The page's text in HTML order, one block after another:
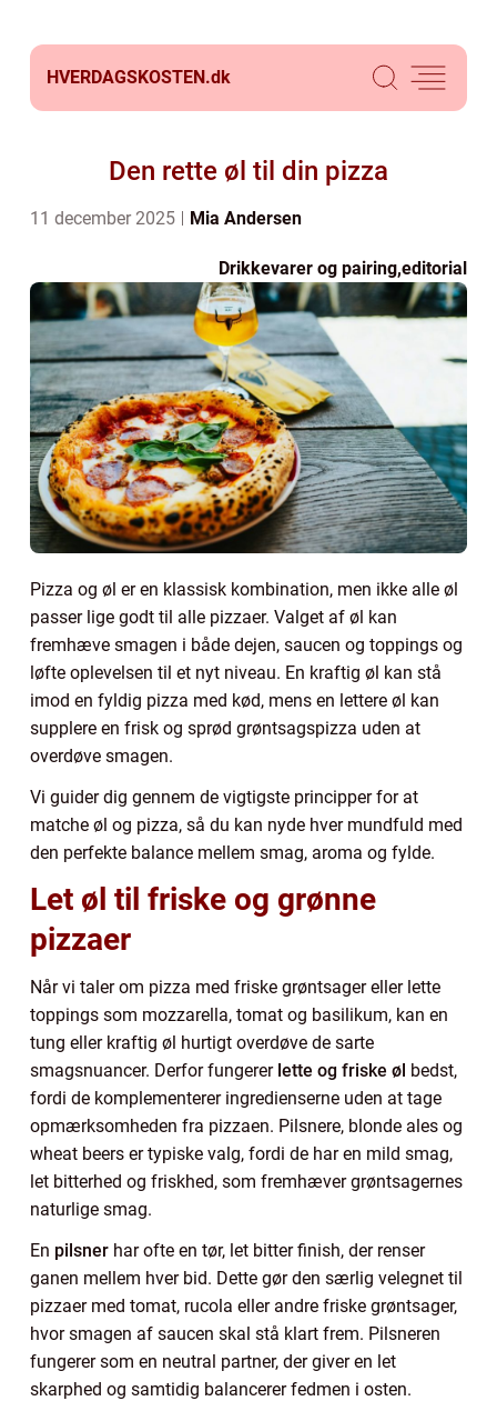
HVERDAGSKOSTEN.dk
Den rette øl til din pizza
11 december 2025 Mia Andersen
Drikkevarer og pairing,editorial
Pizza og øl er en klassisk kombination, men ikke alle øl
passer lige godt til alle pizzaer. Valget af øl kan
fremhæve smagen i både dejen, saucen og toppings og
løfte oplevelsen til et nyt niveau. En kraftig øl kan stå
imod en fyldig pizza med kød, mens en lettere øl kan
supplere en frisk og sprød grøntsagspizza uden at
overdøve smagen.
Vi guider dig gennem de vigtigste principper for at
matche øl og pizza, så du kan nyde hver mundfuld med
den perfekte balance mellem smag, aroma og fylde.
Let øl til friske og grønne
pizzaer
Når vi taler om pizza med friske grøntsager eller lette
toppings som mozzarella, tomat og basilikum, kan en
tung eller kraftig øl hurtigt overdøve de sarte
smagsnuancer. Derfor fungerer lette og friske øl bedst,
fordi de komplementerer ingredienserne uden at tage
opmærksomheden fra pizzaen. Pilsnere, blonde ales og
wheat beers er typiske valg, fordi de har en mild smag,
let bitterhed og friskhed, som fremhæver grøntsagernes
naturlige smag.
En pilsner har ofte en tør, let bitter finish, der renser
ganen mellem hver bid. Dette gør den særlig velegnet til
pizzaer med tomat, rucola eller andre friske grøntsager,
hvor smagen af saucen skal stå klart frem. Pilsneren
fungerer som en neutral partner, der giver en let
skarphed og samtidig balancerer fedmen i osten.